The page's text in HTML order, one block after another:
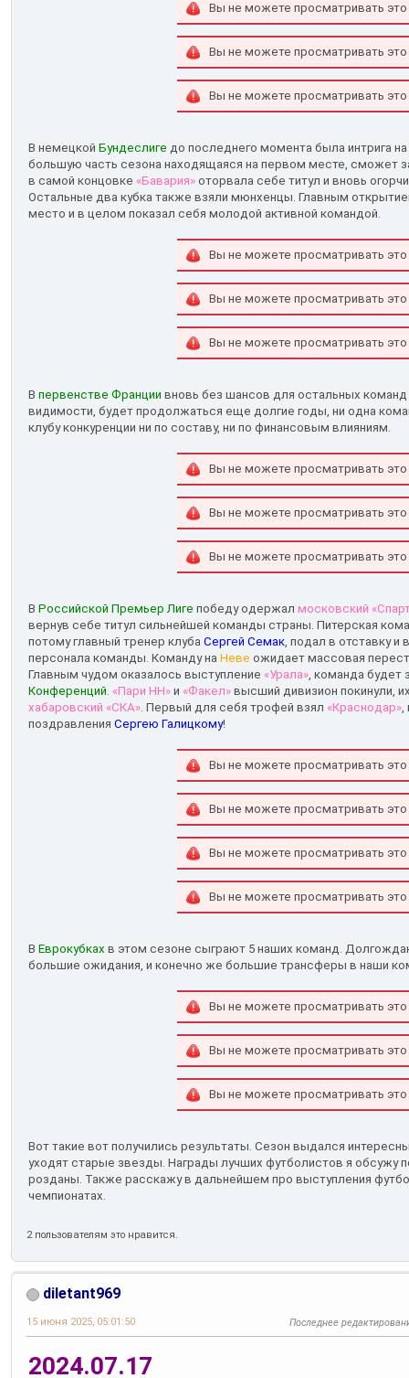
Вы не можете просматривать
Вы не можете просматривать
Вы не можете просматривать
В немецкой Бундеслиге до последнего момента была интрига
большую часть сезона находящаяся на первом месте, сможет
в самой концовке «Бавария» оторвала себе титул и вновь
Остальные два кубка также взяли мюнхенцы. Главным
место и в целом показал себя молодой активной командой.
Вы не можете просматривать
Вы не можете просматривать
Вы не можете просматривать
В первенстве Франции вновь без шансов для остальных
видимости, будет продолжаться еще долгие годы, ни одна
клубу конкуренции ни по составу, ни по финансовым влияниям.
Вы не можете просматривать
Вы не можете просматривать
Вы не можете просматривать
В Российской Премьер Лиге победу одержал московский
вернув себе титул сильнейшей команды страны. Питерская
потому главный тренер клуба Сергей Семак, подал в отставку и
персонала команды. Команду на Неве ожидает массовая
Главным чудом оказалось выступление «Урала», команда
Конференций. «Пари НН» и «Факел» высший дивизион покинули,
хабаровский «СКА». Первый для себя трофей взял «Краснодар»,
поздравления Сергею Галицкому!
Вы не можете просматривать
Вы не можете просматривать
Вы не можете просматривать
Вы не можете просматривать
В Еврокубках в этом сезоне сыграют 5 наших команд.
большие ожидания, и конечно же большие трансферы в наши
Вы не можете просматривать
Вы не можете просматривать
Вы не можете просматривать
Вот такие вот получились результаты. Сезон выдался
уходят старые звезды. Награды лучших футболистов я обсужу
розданы. Также расскажу в дальнейшем про выступления
чемпионатах.
2 пользователям это нравится.
diletant969
15 июня 2025, 05:01:50 Последнее
2024.07.17